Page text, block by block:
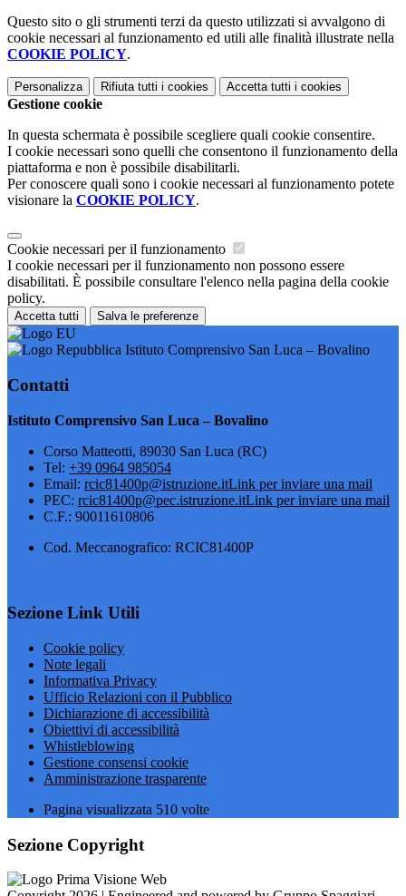
Questo sito o gli strumenti terzi da questo utilizzati si avvalgono di
cookie necessari al funzionamento ed utili alle finalità illustrate nella
COOKIE POLICY.
Personalizza Rifiuta tutti i cookies Accetta tutti i cookies
Gestione cookie
In questa schermata è possibile scegliere quali cookie consentire.
I cookie necessari sono quelli che consentono il funzionamento della
piattaforma e non è possibile disabilitarli.
Per conoscere quali sono i cookie necessari al funzionamento potete
visionare la COOKIE POLICY.
Cookie necessari per il funzionamento
I cookie necessari per il funzionamento non possono essere
disabilitati. È possibile consultare l'elenco nella pagina della cookie
policy.
Accetta tutti Salva le preferenze
Istituto Comprensivo San Luca – Bovalino
Contatti
Istituto Comprensivo San Luca – Bovalino
Corso Matteotti, 89030 San Luca (RC)
Tel: +39 0964 985054
Email: rcic81400p@istruzione.itLink per inviare una mail
PEC: rcic81400p@pec.istruzione.itLink per inviare una mail
C.F.: 90011610806
Cod. Meccanografico: RCIC81400P
Sezione Link Utili
Cookie policy
Note legali
Informativa Privacy
Ufficio Relazioni con il Pubblico
Dichiarazione di accessibilità
Obiettivi di accessibilità
Whistleblowing
Gestione consensi cookie
Amministrazione trasparente
Pagina visualizzata 510 volte
Sezione Copyright